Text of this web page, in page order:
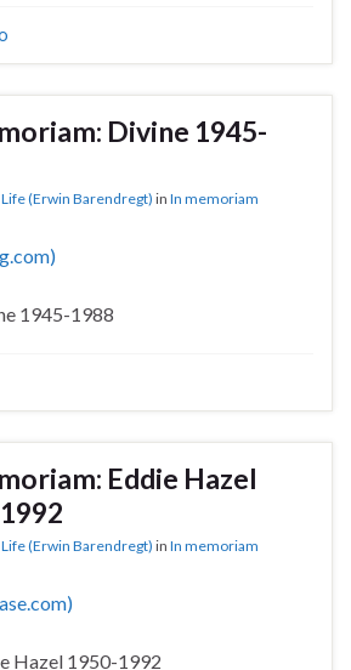
Divine 1945-
Life (Erwin Barendregt) in In memoriam
1945-1988
Eddie Hazel
Life (Erwin Barendregt) in In memoriam
Hazel 1950-1992